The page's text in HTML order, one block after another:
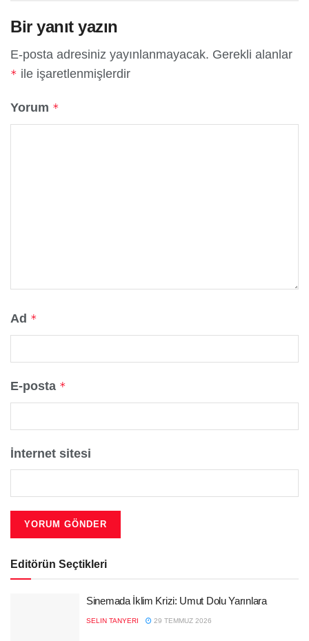
Bir yanıt yazın
E-posta adresiniz yayınlanmayacak. Gerekli alanlar
* ile işaretlenmişlerdir
Yorum *
Ad *
E-posta *
İnternet sitesi
Editörün Seçtikleri
Sinemada İklim Krizi: Umut Dolu Yarınlara
SELIN TANYERI 29 TEMMUZ 2026